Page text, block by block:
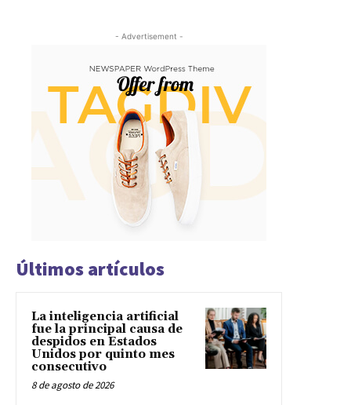
- Advertisement -
Últimos artículos
La inteligencia artificial
fue la principal causa de
despidos en Estados
Unidos por quinto mes
consecutivo
8 de agosto de 2026